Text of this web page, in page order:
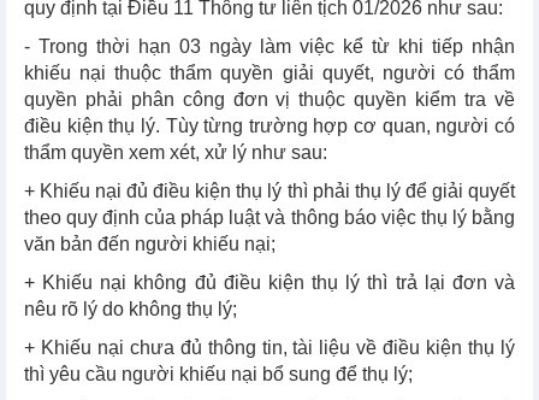
quy định tại Điều 11 Thông tư liên tịch 01/2026 như sau:
- Trong thời hạn 03 ngày làm việc kể từ khi tiếp nhận
khiếu nại thuộc thẩm quyền giải quyết, người có thẩm
quyền phải phân công đơn vị thuộc quyền kiểm tra về
điều kiện thụ lý. Tùy từng trường hợp cơ quan, người có
thẩm quyền xem xét, xử lý như sau:
+ Khiếu nại đủ điều kiện thụ lý thì phải thụ lý để giải quyết
theo quy định của pháp luật và thông báo việc thụ lý bằng
văn bản đến người khiếu nại;
+ Khiếu nại không đủ điều kiện thụ lý thì trả lại đơn và
nêu rõ lý do không thụ lý;
+ Khiếu nại chưa đủ thông tin, tài liệu về điều kiện thụ lý
thì yêu cầu người khiếu nại bổ sung để thụ lý;